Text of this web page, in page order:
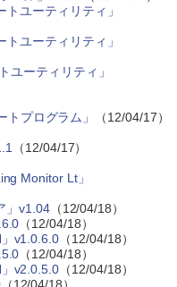
ユーティリティ」
ユーティリティ」
ユーティリティ」
トプログラム」
（12/04/17）
（12/04/17）
Monitor Lt」
」v1.04（12/04/18）
（12/04/18）
v1.0.6.0 （12/04/18）
（12/04/18）
v2.0.5.0 （12/04/18）